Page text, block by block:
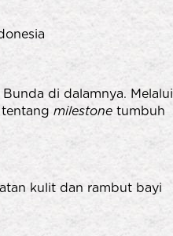
di dalamnya. Melalui
tentangmilestonetumbuh
kulit dan rambut bayi